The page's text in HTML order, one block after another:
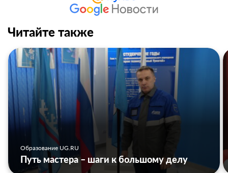
Читайте также
Образование UG.RU
Путь мастера – шаги к большому делу